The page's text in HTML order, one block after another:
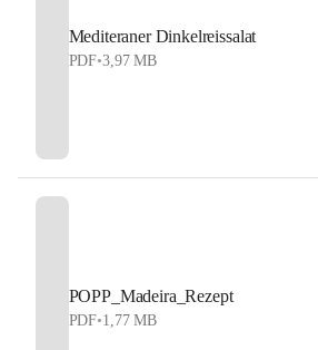
Mediteraner Dinkelreissalat
PDF•3,97 MB
POPP_Madeira_Rezept
PDF•1,77 MB